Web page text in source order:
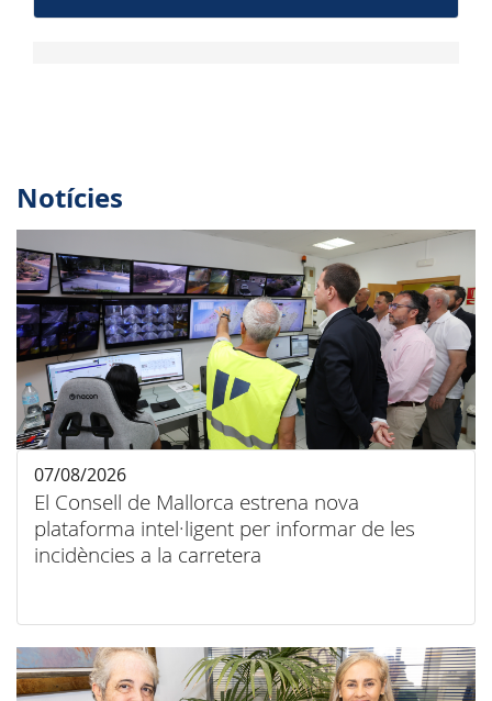
Notícies
El Consell de Mallorca estrena nova
plataforma intel·ligent per informar de les
incidències a la carretera
07/08/2026